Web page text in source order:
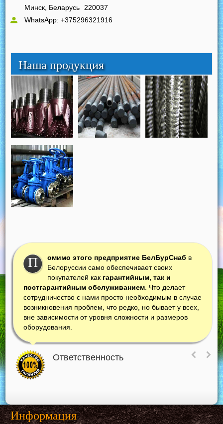
Минск, Беларусь 220037
WhatsApp: +375296321916
Наша продукция
П омимо этого предприятие БелБурСнаб в
Белоруссии само обеспечивает своих
покупателей как гарантийным, так и
постгарантийным обслуживанием. Что делает
сотрудничество с нами просто необходимым в случае
возникновения проблем, что редко, но бывает у всех,
вне зависимости от уровня сложности и размеров
оборудования.
Ответственность
Информация